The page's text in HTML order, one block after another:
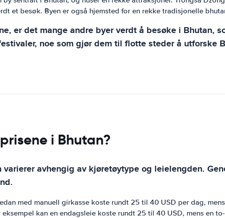
et besøk. Byen er også hjemsted for en rekke tradisjonelle
er det mange andre byer verdt å besøke i Bhutan,
noe som gjør dem til flotte steder å utforske
i Bhutan?
avhengig av kjøretøytype og leielengden.
med manuell girkasse koste rundt 25 til 40 USD per dag,
kan en endagsleie koste rundt 25 til 40 USD, mens en